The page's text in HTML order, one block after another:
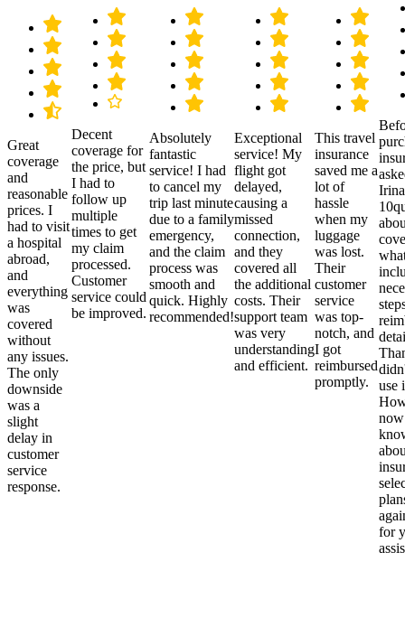
Great
coverage
and
reasonable
prices. I
had to visit
a hospital
abroad,
and
everything
was
covered
without
any issues.
The only
downside
was a
slight
delay in
customer
service
response.
Decent
coverage for
the price, but
I had to
follow up
multiple
times to get
my claim
processed.
Customer
service could
be improved.
Absolutely
fantastic
service! I had
to cancel my
trip last minute
due to a family
emergency,
and the claim
process was
smooth and
quick. Highly
recommended!
Exceptional
service! My
flight got
delayed,
causing a
missed
connection,
and they
covered all
the additional
costs. Their
support team
was very
understanding
and efficient.
This travel
insurance
saved me a
lot of
hassle
when my
luggage
was lost.
Their
customer
service
was top-
notch, and
I got
reimbursed
promptly.
use
for